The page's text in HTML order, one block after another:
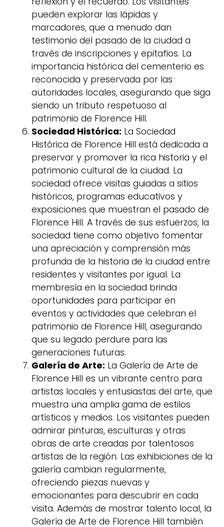
pueden explorar las lápidas y
marcadores, que a menudo dan
testimonio del pasado de la ciudad a
través de inscripciones y epitafios. La
importancia histórica del cementerio es
reconocida y preservada por las
autoridades locales, asegurando que siga
siendo un tributo respetuoso al
patrimonio de Florence Hill.
Sociedad Histórica: La Sociedad
Histórica de Florence Hill está dedicada a
preservar y promover la rica historia y el
patrimonio cultural de la ciudad. La
sociedad ofrece visitas guiadas a sitios
históricos, programas educativos y
exposiciones que muestran el pasado de
Florence Hill. A través de sus esfuerzos, la
sociedad tiene como objetivo fomentar
una apreciación y comprensión más
profunda de la historia de la ciudad entre
residentes y visitantes por igual. La
membresía en la sociedad brinda
oportunidades para participar en
eventos y actividades que celebran el
patrimonio de Florence Hill, asegurando
que su legado perdure para las
generaciones futuras.
Galería de Arte: La Galería de Arte de
Florence Hill es un vibrante centro para
artistas locales y entusiastas del arte, que
muestra una amplia gama de estilos
artísticos y medios. Los visitantes pueden
admirar pinturas, esculturas y otras
obras de arte creadas por talentosos
artistas de la región. Las exhibiciones de la
galería cambian regularmente,
ofreciendo piezas nuevas y
emocionantes para descubrir en cada
visita. Además de mostrar talento local, la
Galería de Arte de Florence Hill también